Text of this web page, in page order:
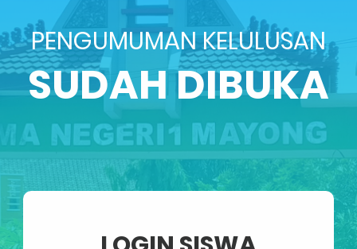
PENGUMUMAN KELULUSAN
SUDAH DIBUKA